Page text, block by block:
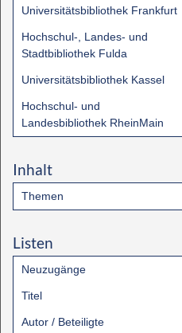
Universitätsbibliothek Frankfurt
Hochschul-, Landes- und
Stadtbibliothek Fulda
Universitätsbibliothek Kassel
Hochschul- und
Landesbibliothek RheinMain
Inhalt
Themen
Listen
Neuzugänge
Titel
Autor / Beteiligte